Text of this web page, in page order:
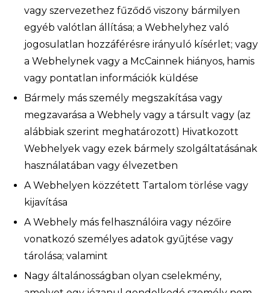
vagy szervezethez fűződő viszony bármilyen
egyéb valótlan állítása; a Webhelyhez való
jogosulatlan hozzáférésre irányuló kísérlet; vagy
a Webhelynek vagy a McCainnek hiányos, hamis
vagy pontatlan információk küldése
Bármely más személy megszakítása vagy
megzavarása a Webhely vagy a társult vagy (az
alábbiak szerint meghatározott) Hivatkozott
Webhelyek vagy ezek bármely szolgáltatásának
használatában vagy élvezetben
A Webhelyen közzétett Tartalom törlése vagy
kijavítása
A Webhely más felhasználóira vagy nézőire
vonatkozó személyes adatok gyűjtése vagy
tárolása; valamint
Nagy általánosságban olyan cselekmény,